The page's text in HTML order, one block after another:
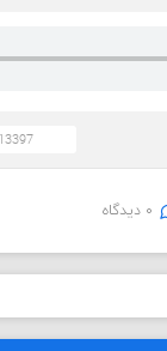
۰ دیدگاه